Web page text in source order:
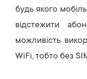
будь якого
відстежити
можливість
WiFi, тобто без